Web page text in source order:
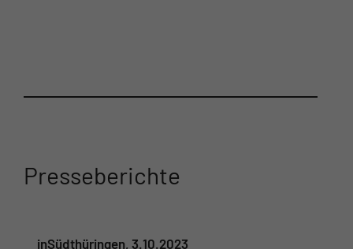
Presseberichte
inSüdthüringen, 3.10.2023